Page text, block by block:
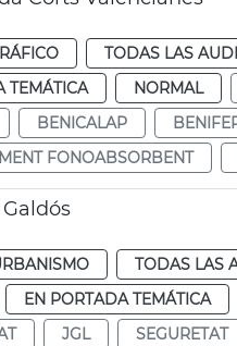
TODAS LAS
TEMÁTICA NORMAL
BENICALAP
FONOABSORBENT
TODAS LAS
EN PORTADA TEMÁTICA
JGL SEGURETAT